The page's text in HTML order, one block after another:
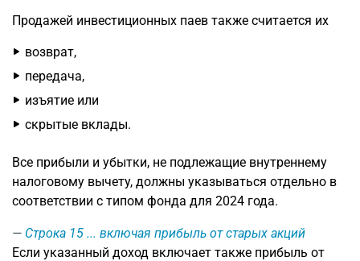
Продажей инвестиционных паев также считается их
возврат,
передача,
изъятие или
скрытые вклады.
Все прибыли и убытки, не подлежащие внутреннему
налоговому вычету, должны указываться отдельно в
соответствии с типом фонда для 2024 года.
Строка 15 ... включая прибыль от старых акций
Если указанный доход включает также прибыль от